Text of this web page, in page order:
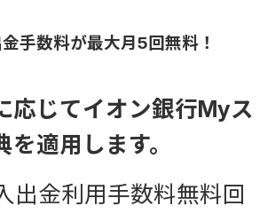
店舗*1
をご請求ください。手続
き完了まで日数がかかり
ます。）
*1 セキュリティ上の観点
手数料が最大月5回無料！
応じてイオン銀行Myス
を適用します。
出金利用手数料無料回